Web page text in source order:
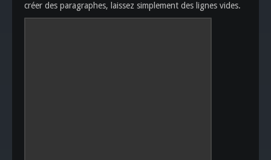
créer des paragraphes, laissez simplement des lignes vides.